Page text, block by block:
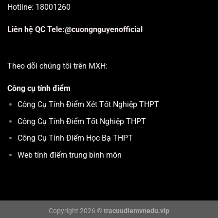
Hotline: 18001260
Liên hệ QC Tele:@cuongnguyenofficial
Theo dõi chúng tôi trên MXH:
Công cụ tính điểm
Công Cụ Tính Điểm Xét Tốt Nghiệp THPT
Công Cụ Tính Điểm Tốt Nghiệp THPT
Công Cụ Tính Điểm Học Bạ THPT
Web tính điểm trung bình môn
Copyright 2026 © tracuudiemvnedu.vip